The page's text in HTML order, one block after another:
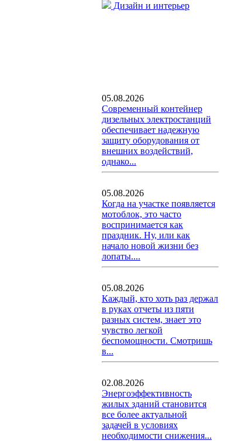
Дизайн и интерьер
05.08.2026
Современный контейнер
дизельных электростанций
обеспечивает надежную
защиту оборудования от
внешних воздействий,
однако...
05.08.2026
Когда на участке появляется
мотоблок, это часто
воспринимается как
праздник. Ну, или как
начало новой жизни без
лопаты....
05.08.2026
Каждый, кто хоть раз держал
в руках отчеты из пяти
разных систем, знает это
чувство легкой
беспомощности. Смотришь
в...
02.08.2026
Энергоэффективность
жилых зданий становится
все более актуальной
задачей в условиях
необходимости снижения...